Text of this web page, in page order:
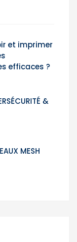
et imprimer
efficaces ?
&
MESH